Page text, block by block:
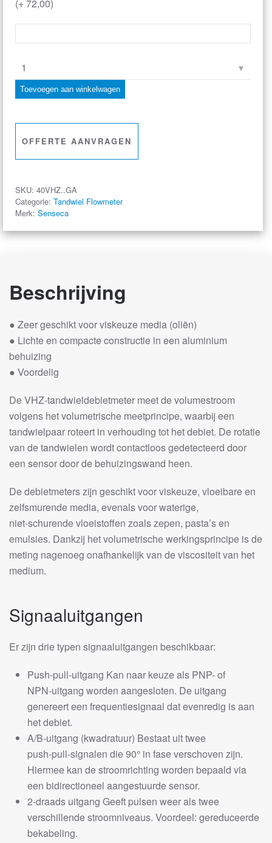
(+72,00)
Senseca
Flowmeter
'VHZ'
Nauwkeurigheid
–
Aluminium
aantal
Toevoegen aan winkelwagen
OFFERTE AANVRAGEN
SKU: 40VHZ..GA
Categorie: Tandwiel Flowmeter
Merk: Senseca
Beschrijving
● Zeer geschikt voor viskeuze media (oliën)
● Lichte en compacte constructie in een aluminium
behuizing
● Voordelig
De VHZ‑tandwieldebietmeter meet de volumestroom
volgens het volumetrische meetprincipe, waarbij een
tandwielpaar roteert in verhouding tot het debiet. De rotatie
van de tandwielen wordt contactloos gedetecteerd door
een sensor door de behuizingswand heen.
De debietmeters zijn geschikt voor viskeuze, vloeibare en
zelfsmurende media, evenals voor waterige,
niet‑schurende vloeistoffen zoals zepen, pasta’s en
emulsies. Dankzij het volumetrische werkingsprincipe is de
meting nagenoeg onafhankelijk van de viscositeit van het
medium.
Signaaluitgangen
Er zijn drie typen signaaluitgangen beschikbaar:
Push‑pull‑uitgang Kan naar keuze als PNP- of
NPN‑uitgang worden aangesloten. De uitgang
genereert een frequentiesignaal dat evenredig is aan
het debiet.
A/B‑uitgang (kwadratuur) Bestaat uit twee
push‑pull‑signalen die 90° in fase verschoven zijn.
Hiermee kan de stroomrichting worden bepaald via
een bidirectioneel aangestuurde sensor.
2‑draads uitgang Geeft pulsen weer als twee
verschillende stroomniveaus. Voordeel: gereduceerde
bekabeling.